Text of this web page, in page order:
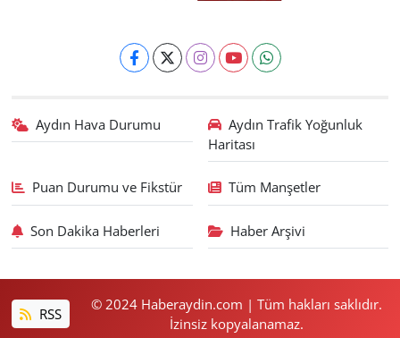
Aydın Hava Durumu
Aydın Trafik Yoğunluk
Haritası
Puan Durumu ve Fikstür Tüm Manşetler
Son Dakika Haberleri Haber Arşivi
RSS
© 2024 Haberaydin.com | Tüm hakları saklıdır.
İzinsiz kopyalanamaz.